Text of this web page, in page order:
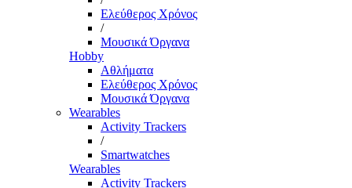
Ελεύθερος Χρόνος
/
Μουσικά Όργανα
Hobby
Αθλήματα
Ελεύθερος Χρόνος
Μουσικά Όργανα
Wearables
Activity Trackers
/
Smartwatches
Wearables
Activity Trackers